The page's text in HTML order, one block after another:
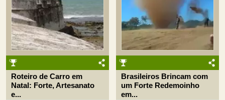
Roteiro de Carro em
Natal: Forte, Artesanato
e...
Brasileiros Brincam com
um Forte Redemoinho
em...